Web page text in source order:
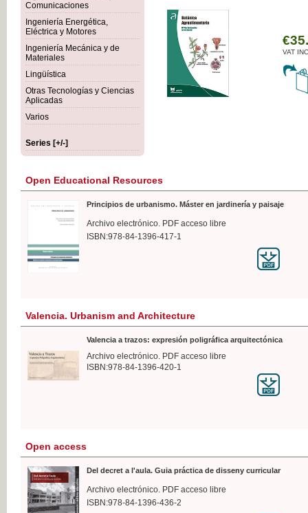
Comunicaciones
Ingeniería Energética,
Eléctrica y Motores
Ingeniería Mecánica y de
Materiales
Lingüística
Otras Tecnologías y Ciencias
Aplicadas
Varios
Series [+/-]
VAT
Open Educational Resources
Principios de urbanismo. Máster en jardinería y paisaje
Archivo electrónico. PDF acceso libre
ISBN:978-84-1396-417-1
Valencia. Urbanism and Architecture
Valencia a trazos: expresión poligráfica arquitectónica
Archivo electrónico. PDF acceso libre
ISBN:978-84-1396-420-1
Open access
Del decret a l'aula. Guia práctica de disseny curricular
Archivo electrónico. PDF acceso libre
ISBN:978-84-1396-436-2